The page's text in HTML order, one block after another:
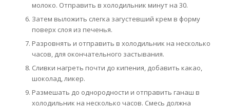
молоко. Отправить в холодильник минут на 30.
Затем выложить слегка загустевший крем в форму
поверх слоя из печенья.
Разровнять и отправить в холодильник на несколько
часов, для окончательного застывания.
Сливки нагреть почти до кипения, добавить какао,
шоколад, ликер.
Размешать до однородности и отправить ганаш в
холодильник на несколько часов. Смесь должна